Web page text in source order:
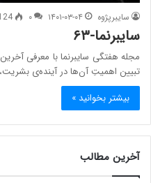
سایبرپژوه ۱۴۰۱-۰۳-۰۴ ۰
سایبرنما-۶۳
مجله هفتگی سایبرنما با معرفی
تبیین اهمیتِ آن‌ها در آینده‌ی
بیشتر بخوانید »
آخرین مطالب